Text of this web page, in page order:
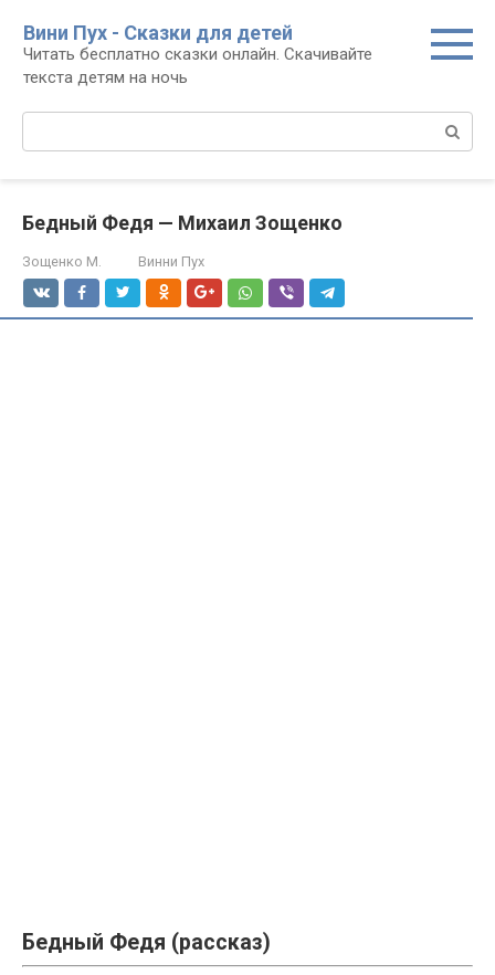
контенту
Вини Пух - Сказки для детей
Читать бесплатно сказки онлайн. Скачивайте
текста детям на ночь
Бедный Федя — Михаил Зощенко
Зощенко М. Винни Пух
Бедный Федя (рассказ)